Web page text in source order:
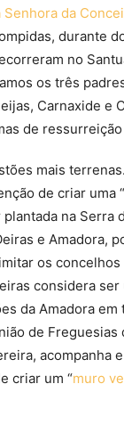
Senhora da
durante
no
os três
Carnaxide e
de
mais
de criar uma
na Serra
e Amadora,
os
considera ser
da Amadora
de Freguesias
acompanha
criar um “muro